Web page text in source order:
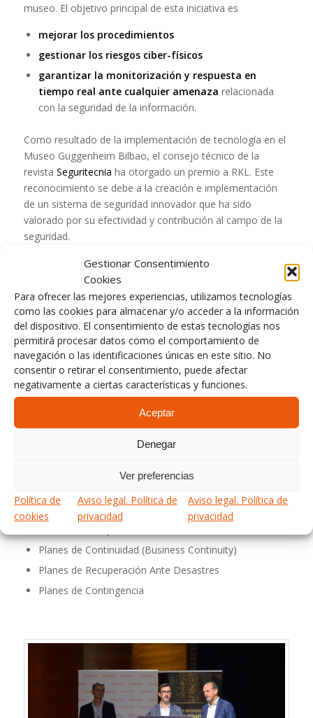
Gestionar Consentimiento
Cookies
Para ofrecer las mejores experiencias, utilizamos tecnologías
como las cookies para almacenar y/o acceder a la información
del dispositivo. El consentimiento de estas tecnologías nos
permitirá procesar datos como el comportamiento de
navegación o las identificaciones únicas en este sitio. No
consentir o retirar el consentimiento, puede afectar
negativamente a ciertas características y funciones.
Aceptar
Denegar
Ver preferencias
Política de
cookies
Aviso legal. Política de
privacidad
Aviso legal. Política de
privacidad
museo. El objetivo principal de esta iniciativa es
mejorar los procedimientos
gestionar los riesgos ciber-físicos
garantizar la monitorización y respuesta en
tiempo real ante cualquier amenaza relacionada
con la seguridad de la información.
Como resultado de la implementación de tecnología en el
Museo Guggenheim Bilbao, el consejo técnico de la
revista Seguritecnia ha otorgado un premio a RKL. Este
reconocimiento se debe a la creación e implementación
de un sistema de seguridad innovador que ha sido
valorado por su efectividad y contribución al campo de la
seguridad.
Este galardón destaca el compromiso y la capacidad de
RKL para desarrollar soluciones vanguardistas en materia
de seguridad. La colaboración con el Museo Guggenheim
Bilbao ha sido fundamental para llevar a cabo esta prueba
de concepto.
VES SaaS
En muchas empresas, los procedimientos y planes se
manejo y actualización. Con nuestra herramienta
evitar errores humanos,obtener
tiempos de respuesta.
Planes de Emergencia
Planes de Continuidad (Business Continuity)
Planes de Recuperación Ante Desastres
Planes de Contingencia